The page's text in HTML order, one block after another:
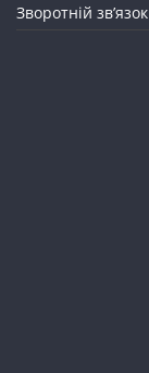
Зворотній зв’язок